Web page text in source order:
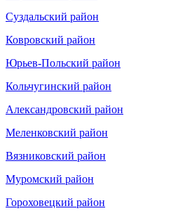
Суздальский район
Ковровский район
Юрьев-Польский район
Кольчугинский район
Александровский район
Меленковский район
Вязниковский район
Муромский район
Гороховецкий район